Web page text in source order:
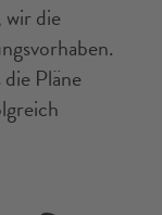
wir die
Pläne